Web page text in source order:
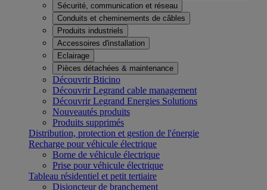
Sécurité, communication et réseau
Conduits et cheminements de câbles
Produits industriels
Accessoires d'installation
Eclairage
Pièces détachées & maintenance
Découvrir Bticino
Découvrir Legrand cable management
Découvrir Legrand Energies Solutions
Nouveautés produits
Produits supprimés
Distribution, protection et gestion de l'énergie
Recharge pour véhicule électrique
Borne de véhicule électrique
Prise pour véhicule électrique
Tableau résidentiel et petit tertiaire
Disjoncteur de branchement